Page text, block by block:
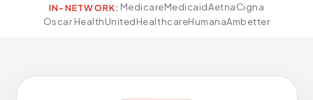
Inyecciones Articulares
IN-NETWORK: MedicareMedicaidAetnaCigna
Oscar HealthUnitedHealthcareHumanaAmbetter